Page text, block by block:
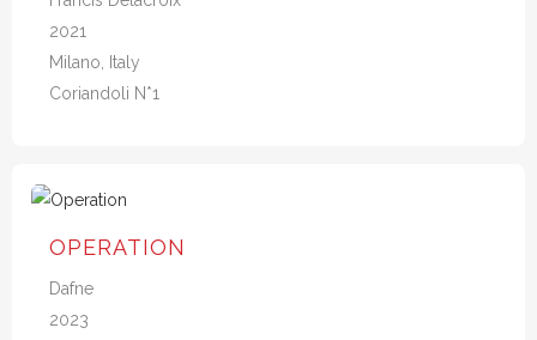
2021
Milano, Italy
Coriandoli N*1
OPERATION
Dafne
2023